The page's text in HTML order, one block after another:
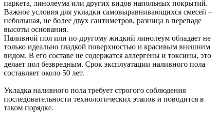
паркета, линолеума или других видов напольных покрытий.
Важное условия для укладки самовыравнивающихся смесей –
небольшая, не более двух сантиметров, разница в перепаде
высоты основания.
Наливной пол или по-другому жидкий линолеум обладает не
только идеально гладкой поверхностью и красивым внешним
видом. В его составе не содержатся аллергены и токсины, это
делает пол безвредным. Срок эксплуатации наливного пола
составляет около 50 лет.
Укладка наливного пола требует строгого соблюдения
последовательности технологических этапов и поводится в
таком порядке.